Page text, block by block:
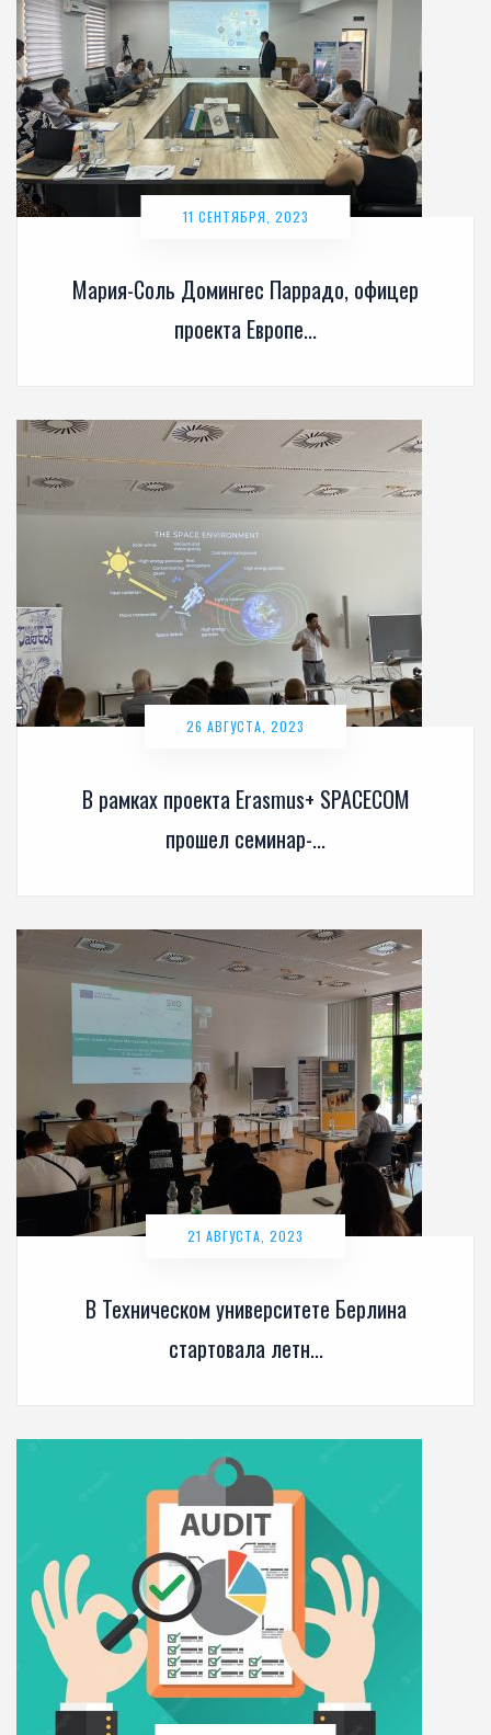
Мария-Соль Домингес Паррадо, офицер
проекта Европе...
11 СЕНТЯБРЯ, 2023
В рамках проекта Erasmus+ SPACECOM
прошел семинар-...
26 АВГУСТА, 2023
В Техническом университете Берлина
стартовала летн...
21 АВГУСТА, 2023